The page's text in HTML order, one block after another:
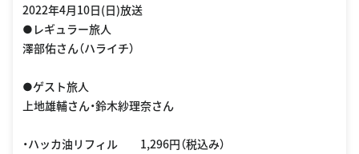
2022年4月10日(日)放送
●レギュラー旅人
澤部佑さん（ハライチ）
●ゲスト旅人
上地雄輔さん・鈴木紗理奈さん
・ハッカ油リフィル 1,296円（税込み）